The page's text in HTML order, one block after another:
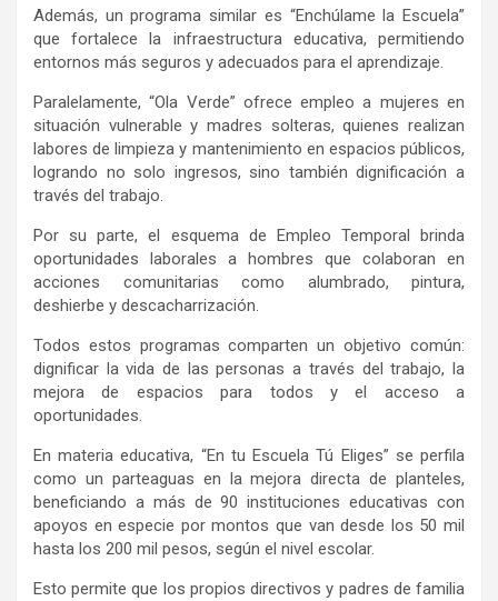
Además, un programa similar es “Enchúlame la Escuela”
que fortalece la infraestructura educativa, permitiendo
entornos más seguros y adecuados para el aprendizaje.
Paralelamente, “Ola Verde” ofrece empleo a mujeres en
situación vulnerable y madres solteras, quienes realizan
labores de limpieza y mantenimiento en espacios públicos,
logrando no solo ingresos, sino también dignificación a
través del trabajo.
Por su parte, el esquema de Empleo Temporal brinda
oportunidades laborales a hombres que colaboran en
acciones comunitarias como alumbrado, pintura,
deshierbe y descacharrización.
Todos estos programas comparten un objetivo común:
dignificar la vida de las personas a través del trabajo, la
mejora de espacios para todos y el acceso a
oportunidades.
En materia educativa, “En tu Escuela Tú Eliges” se perfila
como un parteaguas en la mejora directa de planteles,
beneficiando a más de 90 instituciones educativas con
apoyos en especie por montos que van desde los 50 mil
hasta los 200 mil pesos, según el nivel escolar.
Esto permite que los propios directivos y padres de familia